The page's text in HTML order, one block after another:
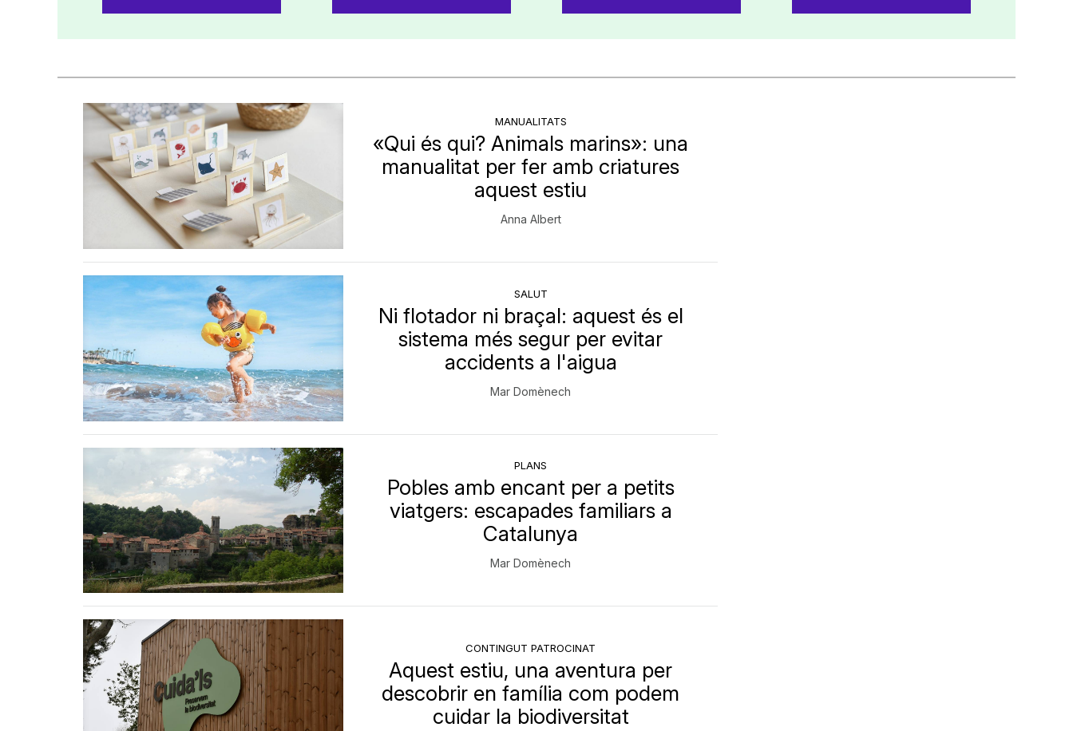
MANUALITATS
«Qui és qui? Animals marins»: una
manualitat per fer amb criatures
aquest estiu
Anna Albert
SALUT
Ni flotador ni braçal: aquest és el
sistema més segur per evitar
accidents a l'aigua
Mar Domènech
PLANS
Pobles amb encant per a petits
viatgers: escapades familiars a
Catalunya
Mar Domènech
CONTINGUT PATROCINAT
Aquest estiu, una aventura per
descobrir en família com podem
cuidar la biodiversitat